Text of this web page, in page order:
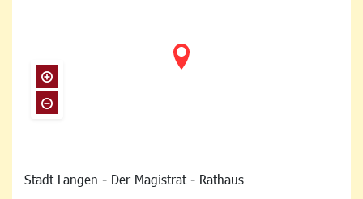
Stadt Langen - Der Magistrat - Rathaus